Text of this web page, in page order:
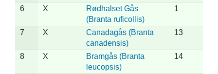
6 X
Rødhalset Gås
(Branta ruficollis)
1
7 X
Canadagås (Branta
canadensis)
13
8 X
Bramgås (Branta
leucopsis)
14